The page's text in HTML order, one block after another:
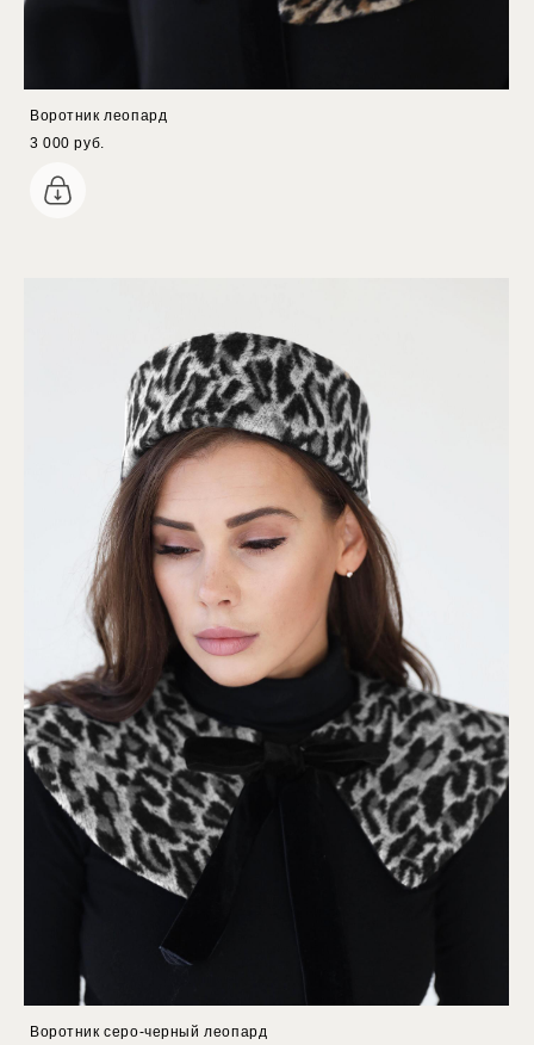
Воротник леопард
3 000 pуб.
Воротник серо-черный леопард